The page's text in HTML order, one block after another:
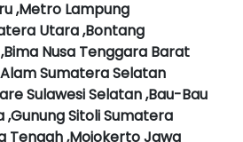
,Metro Lampung
Utara ,Bontang
Nusa Tenggara Barat
Sumatera Selatan
Sulawesi Selatan ,Bau-Bau
,Gunung Sitoli Sumatera
Tengah ,Mojokerto Jawa